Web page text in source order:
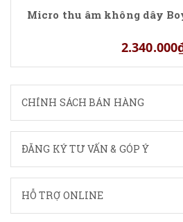
Micro thu âm không dây
CHÍNH SÁCH BÁN HÀNG
ĐĂNG KÝ TƯ VẤN & GÓP Ý
HỖ TRỢ ONLINE